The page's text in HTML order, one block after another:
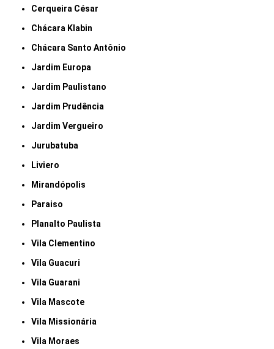
Cerqueira César
Chácara Klabin
Chácara Santo Antônio
Jardim Europa
Jardim Paulistano
Jardim Prudência
Jardim Vergueiro
Jurubatuba
Liviero
Mirandópolis
Paraiso
Planalto Paulista
Vila Clementino
Vila Guacuri
Vila Guarani
Vila Mascote
Vila Missionária
Vila Moraes